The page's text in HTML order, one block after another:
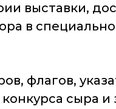
выставки,
в
флагов,
сыра и